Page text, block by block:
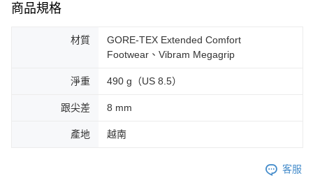
商品規格
材質
GORE-TEX Extended Comfort
Footwear、Vibram Megagrip
淨重 490 g（US 8.5）
跟尖差 8 mm
產地 越南
客服